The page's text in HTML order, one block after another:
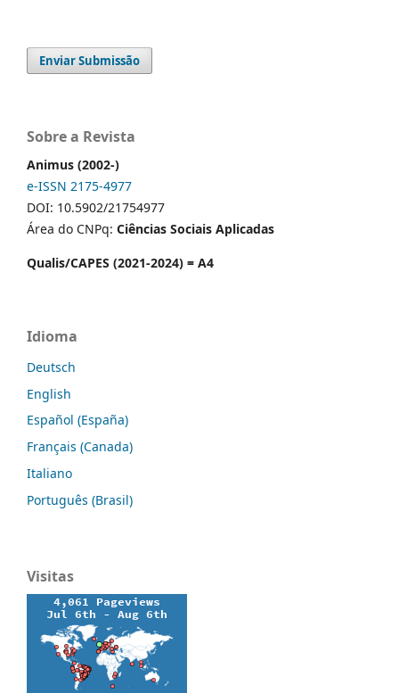
Enviar Submissão
Sobre a Revista
Animus (2002-)
e-ISSN 2175-4977
DOI: 10.5902/21754977
Área do CNPq: Ciências Sociais Aplicadas
Qualis/CAPES (2021-2024) = A4
Idioma
Deutsch
English
Español (España)
Français (Canada)
Italiano
Português (Brasil)
Visitas